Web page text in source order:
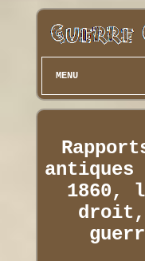
MENU
antiques
1860,
droit,